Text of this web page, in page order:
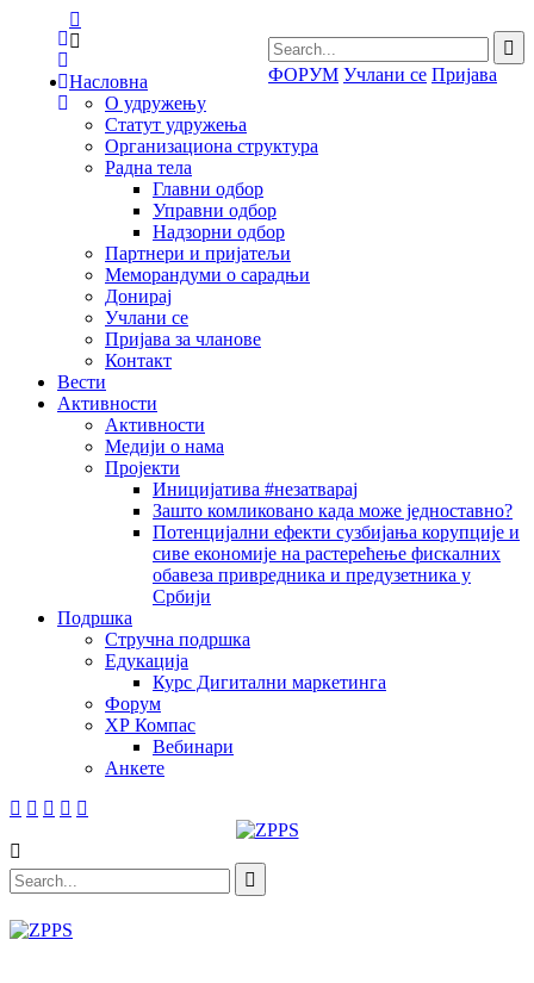
ФОРУМ Учлани се Пријава
Насловна
О удружењу
Статут удружења
Организациона структура
Радна тела
Главни одбор
Управни одбор
Надзорни одбор
Партнери и пријатељи
Меморандуми о сарадњи
Донирај
Учлани се
Пријава за чланове
Контакт
Вести
Активности
Активности
Медији о нама
Пројекти
Иницијатива #незатварај
Зашто комликовано када може једноставно?
Потенцијални ефекти сузбијања корупције и
сиве економије на растерећење фискалних
обавеза привредника и предузетника у
Србији
Подршка
Стручна подршка
Едукација
Курс Дигитални маркетинга
Форум
ХР Компас
Вебинари
Анкете